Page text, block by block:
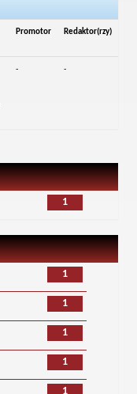
Promotor Redaktor(rzy)
- -
1
1
1
1
1
1